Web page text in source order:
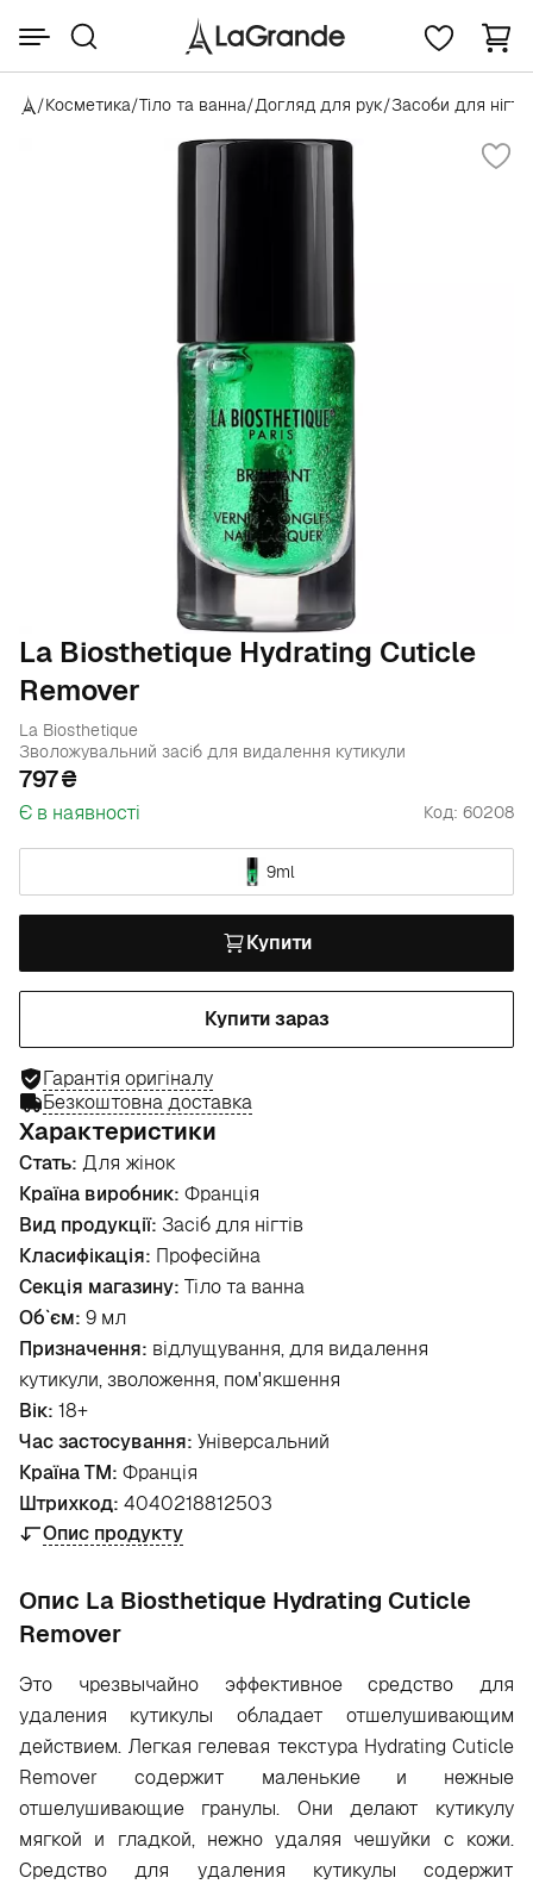
/Косметика/Тіло та ванна/Догляд для рук/Засоби для нігтів
La Biosthetique Hydrating Cuticle
Remover
La Biosthetique
Зволожувальний засіб для видалення кутикули
797
Є в наявності Код: 60208
9ml
Купити
Купити зараз
Гарантія оригіналу
Безкоштовна доставка
Характеристики
Стать: Для жінок
Країна виробник: Франція
Вид продукції: Засіб для нігтів
Класифікація: Професійна
Секція магазину: Тіло та ванна
Об`єм: 9 мл
Призначення: відлущування, для видалення
кутикули, зволоження, пом'якшення
Вік: 18+
Час застосування: Універсальний
Країна ТМ: Франція
Штрихкод: 4040218812503
Опис продукту
Опис La Biosthetique Hydrating Cuticle
Remover
Это чрезвычайно эффективное средство для
удаления кутикулы обладает отшелушивающим
действием. Легкая гелевая текстура Hydrating Cuticle
Remover содержит маленькие и нежные
отшелушивающие гранулы. Они делают кутикулу
мягкой и гладкой, нежно удаляя чешуйки с кожи.
Средство для удаления кутикулы содержит